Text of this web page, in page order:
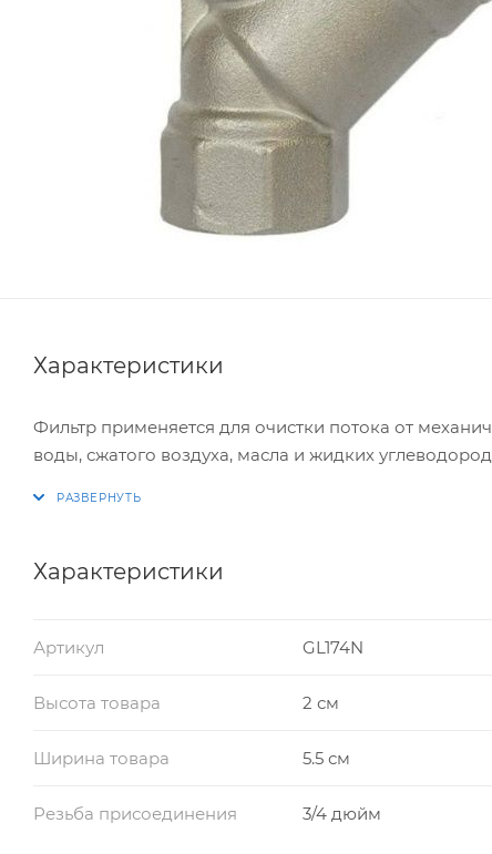
Характеристики
Фильтр применяется для очистки потока от
воды, сжатого воздуха, масла и жидких
Характеристики
Артикул GL174N
Высота товара 2 см
Ширина товара 5.5 см
Резьба присоединения 3/4 дюйм